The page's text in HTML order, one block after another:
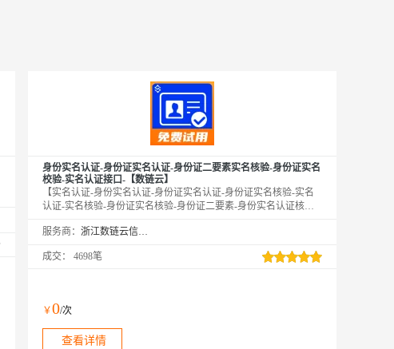
身份实名认证-身份证实名认证-身份证二要素实名核验-身份证实名
校验-实名认证接口-【数链云】
【实名认证-身份实名认证-身份证实名认证-身份证实名核验-实名
认证-实名核验-身份证实名核验-身份证二要素-身份实名认证核验-
验此二要素是否一致，同时返回生日、性别、籍贯等信息。直连官
断运维，专业技术支持在线服务。——全品类接口专家
服务商： 浙江数链云信息技术有限公司
成交： 4698笔
￥0/次
查看详情